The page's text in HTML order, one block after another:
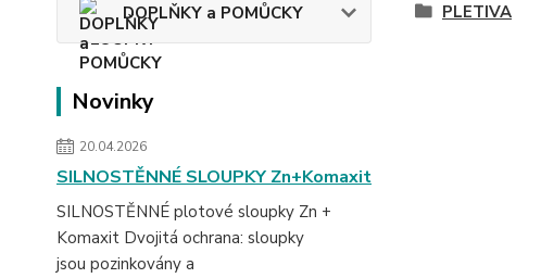
DOPLŇKY a POMŮCKY
Novinky
20.04.2026
SILNOSTĚNNÉ SLOUPKY Zn+Komaxit
SILNOSTĚNNÉ plotové sloupky Zn +
Komaxit Dvojitá ochrana: sloupky
jsou pozinkovány a
PLETIVA